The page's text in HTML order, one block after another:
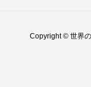
Copyright © 世界